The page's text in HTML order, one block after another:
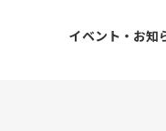
イベント・お知